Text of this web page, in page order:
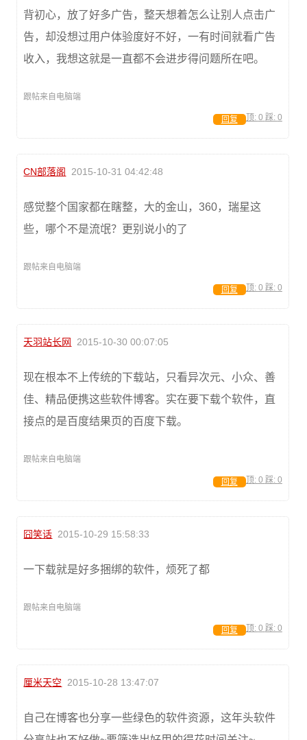
背初心，放了好多广告，整天想着怎么让别人点击广
告，却没想过用户体验度好不好，一有时间就看广告
收入，我想这就是一直都不会进步得问题所在吧。
跟帖来自电脑端
顶: 0 踩: 0
回复
CN部落阁 2015-10-31 04:42:48
感觉整个国家都在瞎整，大的金山，360，瑞星这
些，哪个不是流氓？更别说小的了
跟帖来自电脑端
顶: 0 踩: 0
回复
天羽站长网 2015-10-30 00:07:05
现在根本不上传统的下载站，只看异次元、小众、善
佳、精品便携这些软件博客。实在要下载个软件，直
接点的是百度结果页的百度下载。
跟帖来自电脑端
顶: 0 踩: 0
回复
囧笑话 2015-10-29 15:58:33
一下载就是好多捆绑的软件，烦死了都
跟帖来自电脑端
顶: 0 踩: 0
回复
厘米天空 2015-10-28 13:47:07
自己在博客也分享一些绿色的软件资源，这年头软件